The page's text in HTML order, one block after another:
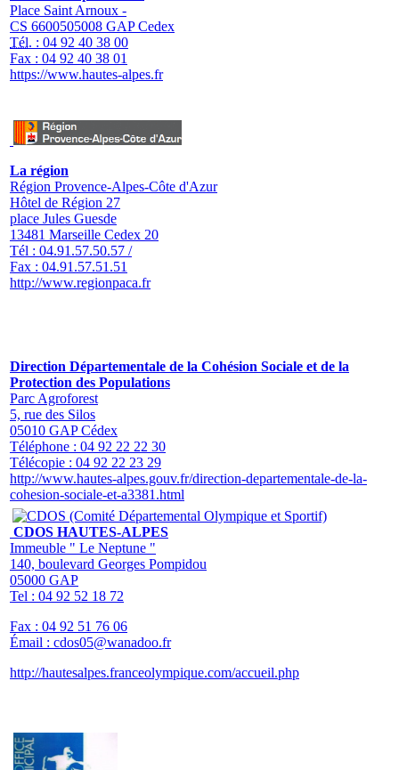
Place Saint Arnoux -
CS 6600505008 GAP Cedex
Tél. : 04 92 40 38 00
Fax : 04 92 40 38 01
https://www.hautes-alpes.fr
La région
Région Provence-Alpes-Côte d'Azur
Hôtel de Région 27
place Jules Guesde
13481 Marseille Cedex 20
Tél : 04.91.57.50.57 /
Fax : 04.91.57.51.51
http://www.regionpaca.fr
Direction Départementale de la Cohésion Sociale et de la
Protection des Populations
Parc Agroforest
5, rue des Silos
05010 GAP Cédex
Téléphone : 04 92 22 22 30
Télécopie : 04 92 22 23 29
http://www.hautes-alpes.gouv.fr/direction-departementale-de-la-
cohesion-sociale-et-a3381.html
CDOS HAUTES-ALPES
Immeuble " Le Neptune "
140, boulevard Georges Pompidou
05000 GAP
Tel : 04 92 52 18 72
Fax : 04 92 51 76 06
Émail : cdos05@wanadoo.fr
http://hautesalpes.franceolympique.com/accueil.php